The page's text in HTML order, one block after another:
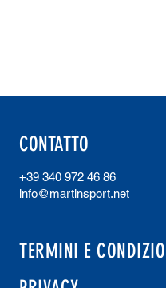
CONTATTO
+39 340 972 46 86
info@martinsport.net
TERMINI E